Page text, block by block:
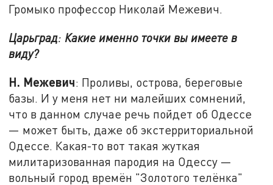
Громыко профессор Николай Межевич.
Царьград: Какие именно точки вы имеете в
виду?
Н. Межевич: Проливы, острова, береговые
базы. И у меня нет ни малейших сомнений,
что в данном случае речь пойдет об Одессе
— может быть, даже об экстерриториальной
Одессе. Какая-то вот такая жуткая
милитаризованная пародия на Одессу —
вольный город времён "Золотого телёнка"